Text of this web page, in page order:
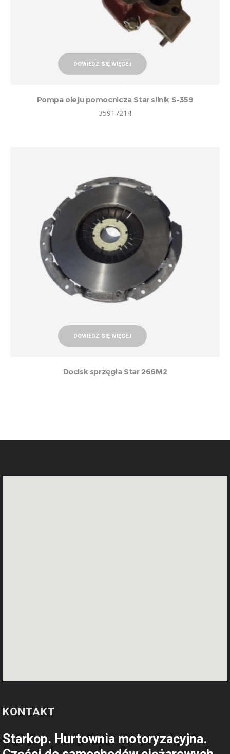
DOWIEDZ SIĘ WIĘCEJ
Pompa oleju pomocnicza Star silnik S-359
35917214
DOWIEDZ SIĘ WIĘCEJ
Docisk sprzęgła Star 266M2
KONTAKT
Starkop. Hurtownia motoryzacyjna.